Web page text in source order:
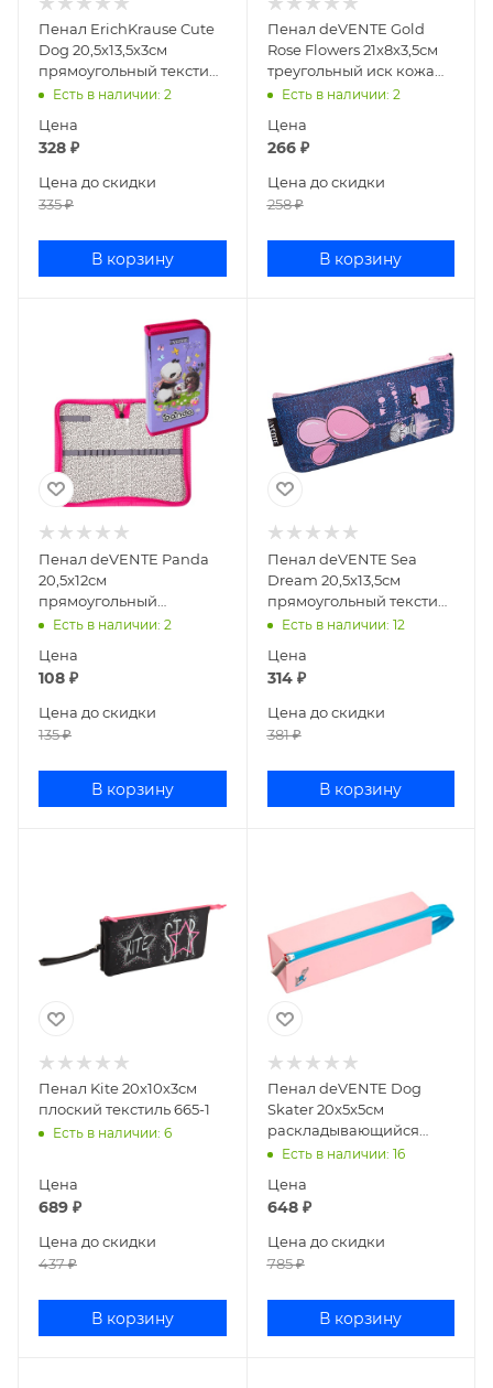
Пенал ErichKrause Cute
Dog 20,5х13,5х3см
прямоугольный текстиль
52547
Есть в наличии: 2
Цена
328 ₽
Цена до скидки
335₽
В корзину
Пенал deVENTE Gold
Rose Flowers 21x8x3,5см
треугольный иск кожа
7026963
Есть в наличии: 2
Цена
266₽
Цена до скидки
258₽
В корзину
Пенал deVENTE Panda
20,5x12см
прямоугольный
ламинированный
Есть в наличии: 2
Цена
108 ₽
Цена до скидки
135₽
В корзину
Пенал deVENTE Sea
Dream 20,5x13,5см
прямоугольный текстиль
7010141
Есть в наличии: 12
Цена
314₽
Цена до скидки
381₽
В корзину
Пенал Kite 20х10х3см
плоский текстиль 665-1
Есть в наличии: 6
Цена
689 ₽
Цена до скидки
437₽
В корзину
Пенал deVENTE Dog
Skater 20x5x5см
раскладывающийся
силикон розовый
Есть в наличии: 16
Цена
648₽
Цена до скидки
785₽
В корзину